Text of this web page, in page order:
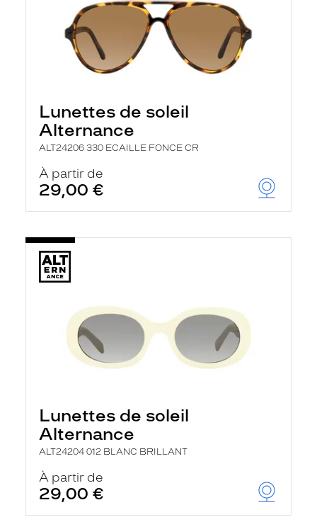
Lunettes de soleil
Alternance
ALT24206 330 ECAILLE FONCE CR
À partir de
29,00 €
Lunettes de soleil
Alternance
ALT24204 012 BLANC BRILLANT
À partir de
29,00 €